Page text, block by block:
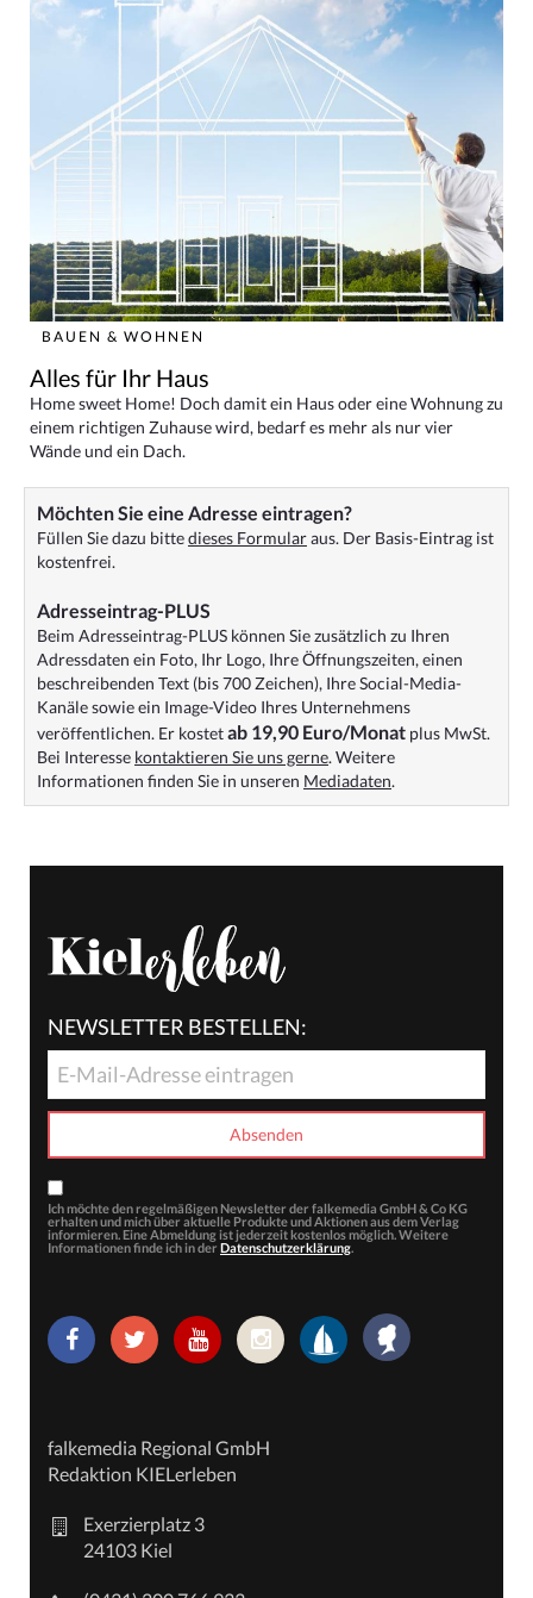
BAUEN & WOHNEN
Alles für Ihr Haus
Home sweet Home! Doch damit ein Haus oder eine Wohnung zu
einem richtigen Zuhause wird, bedarf es mehr als nur vier
Wände und ein Dach.
Möchten Sie eine Adresse eintragen?
Füllen Sie dazu bittedieses Formularaus. Der Basis-Eintrag ist
kostenfrei.
Adresseintrag-PLUS
Beim Adresseintrag-PLUS können Sie zusätzlich zu Ihren
Adressdaten ein Foto, Ihr Logo, Ihre Öffnungszeiten, einen
beschreibenden Text (bis 700 Zeichen), Ihre Social-Media-
Kanäle sowie ein Image-Video Ihres Unternehmens
veröffentlichen. Er kostetab 19,90 Euro/Monat plus MwSt.
Bei Interesse kontaktieren Sie uns gerne. Weitere
Informationen finden Sie in unseren Mediadaten.
NEWSLETTER BESTELLEN:
Ich möchte den regelmäßigen Newsletter der falkemedia GmbH & Co KG
erhalten und mich über aktuelle Produkte und Aktionen aus dem Verlag
informieren. Eine Abmeldung ist jederzeit kostenlos möglich. Weitere
Informationen finde ich in der Datenschutzerklärung.
falkemedia Regional GmbH
Redaktion KIELerleben
Exerzierplatz 3
24103 Kiel